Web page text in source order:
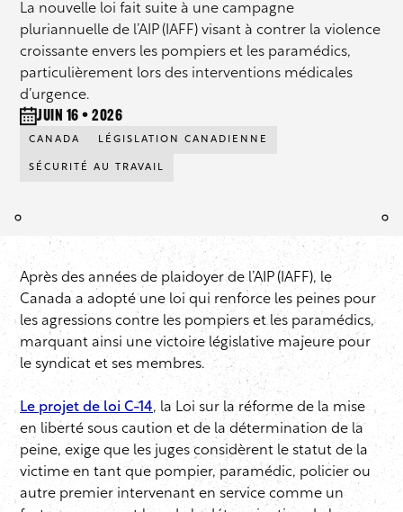
La nouvelle loi fait suite à une campagne
pluriannuelle de l’AIP (IAFF) visant à contrer la violence
croissante envers les pompiers et les paramédics,
particulièrement lors des interventions médicales
d’urgence.
juin 16 • 2026
CANADA LÉGISLATION CANADIENNE
SÉCURITÉ AU TRAVAIL
Après des années de plaidoyer de l’AIP (IAFF), le
Canada a adopté une loi qui renforce les peines pour
les agressions contre les pompiers et les paramédics,
marquant ainsi une victoire législative majeure pour
le syndicat et ses membres.
Le projet de loi C-14, la Loi sur la réforme de la mise
en liberté sous caution et de la détermination de la
peine, exige que les juges considèrent le statut de la
victime en tant que pompier, paramédic, policier ou
autre premier intervenant en service comme un